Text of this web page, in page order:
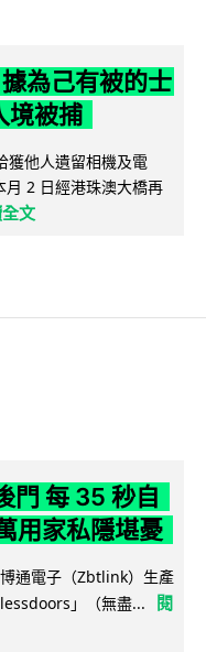
為己有被的士
境被捕
獲他人遺留相機及電
2 日經港珠澳大橋再
文
門 每 35 秒自
用家私隱堪憂
通電子（Zbtlink）生產
」（無盡...
閱